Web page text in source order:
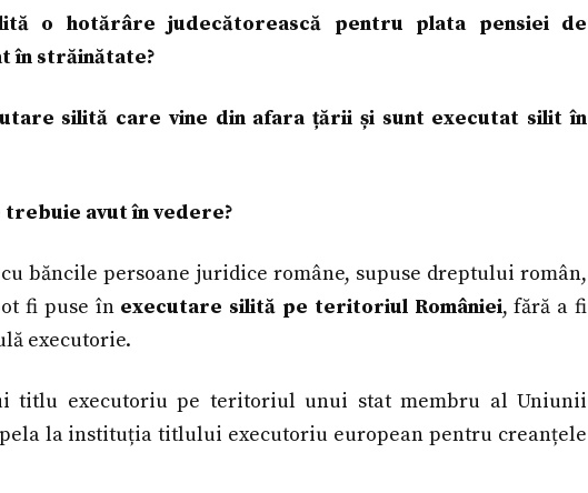
o hotărâre judecătorească pentru plata pensiei de
în străinătate?
silită care vine din afara țării și sunt executat silit în
trebuie avut în vedere?
băncile persoane juridice române, supuse dreptului român,
fi puse în executare silită pe teritoriul României, fără a fi
executorie.
titlu executoriu pe teritoriul unui stat membru al Uniunii
la instituția titlului executoriu european pentru creanțele